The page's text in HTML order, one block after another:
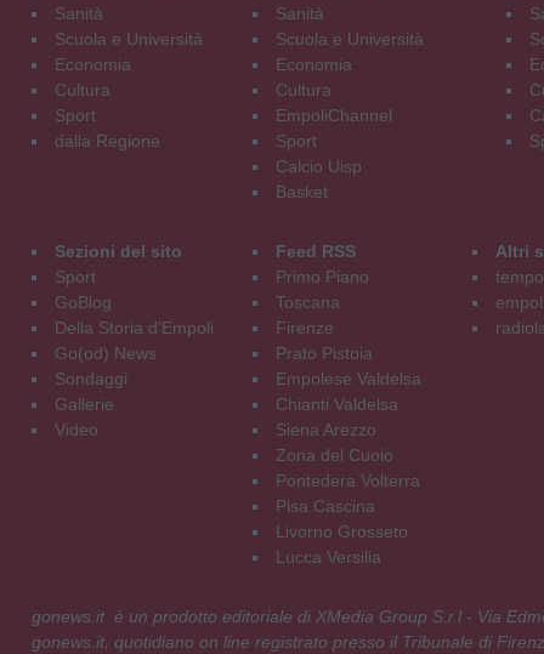
Sanità
Scuola e Università
Economia
Cultura
Sport
dalla Regione
Sanità
Scuola e Università
Economia
Cultura
EmpoliChannel
Sport
Calcio Uisp
Basket
Sezioni del sito
Sport
GoBlog
Della Storia d'Empoli
Go(od) News
Sondaggi
Gallerie
Video
Feed RSS
Primo Piano
Toscana
Firenze
Prato Pistoia
Empolese Valdelsa
Chianti Valdelsa
Siena Arezzo
Zona del Cuoio
Pontedera Volterra
Pisa Cascina
Livorno Grosseto
Lucca Versilia
Altri
gonews.it è un prodotto editoriale di XMedia Group S.r.l - Via
gonews.it, quotidiano on line registrato presso il Tribunale di